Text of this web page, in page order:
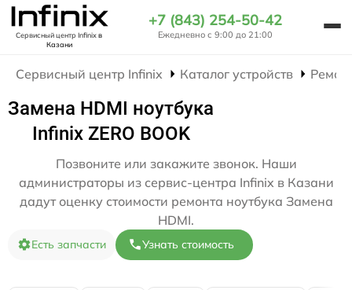
Сервисный центр Infinixв
Казани
+7 (843) 254-50-42
Ежедневно с 9:00 до 21:00
Сервисный центр Infinix Каталог устройств
Замена HDMI ноутбука
Infinix ZERO BOOK
Позвоните или закажите звонок. Наши
администраторы из сервис-центра Infinix в Казани
дадут оценку стоимости ремонта ноутбука Замена
HDMI.
Есть запчасти Узнать стоимость